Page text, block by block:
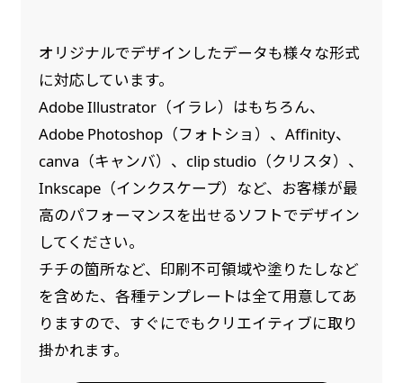
オリジナルでデザインしたデータも様々な形式
に対応しています。
Adobe Illustrator（イラレ）はもちろん、
Adobe Photoshop（フォトショ）、Affinity、
canva（キャンバ）、clip studio（クリスタ）、
Inkscape（インクスケープ）など、お客様が最
高のパフォーマンスを出せるソフトでデザイン
してください。
チチの箇所など、印刷不可領域や塗りたしなど
を含めた、各種テンプレートは全て用意してあ
りますので、すぐにでもクリエイティブに取り
掛かれます。